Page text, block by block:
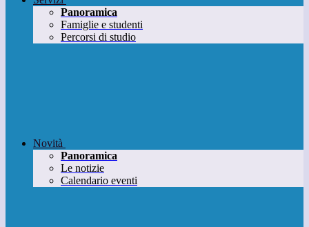
Panoramica
Famiglie e studenti
Percorsi di studio
Novità
Panoramica
Le notizie
Calendario eventi